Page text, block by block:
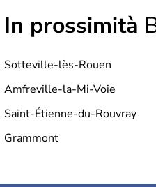
In prossimità
Sotteville-lès-Rouen
Amfreville-la-Mi-Voie
Saint-Étienne-du-Rouvray
Grammont